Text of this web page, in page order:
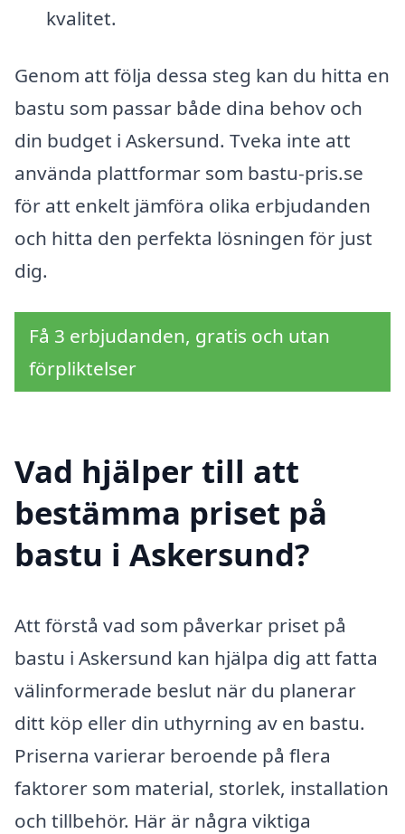
kvalitet.
Genom att följa dessa steg kan du hitta en
bastu som passar både dina behov och
din budget i Askersund. Tveka inte att
använda plattformar som bastu-pris.se
för att enkelt jämföra olika erbjudanden
och hitta den perfekta lösningen för just
dig.
Få 3 erbjudanden, gratis och utan
förpliktelser
Vad hjälper till att
bestämma priset på
bastu i Askersund?
Att förstå vad som påverkar priset på
bastu i Askersund kan hjälpa dig att fatta
välinformerade beslut när du planerar
ditt köp eller din uthyrning av en bastu.
Priserna varierar beroende på flera
faktorer som material, storlek, installation
och tillbehör. Här är några viktiga